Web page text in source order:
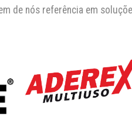
de nós referência em